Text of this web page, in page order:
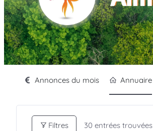
Annonces du mois Annuaire
Filtres 30 entrées trouvées